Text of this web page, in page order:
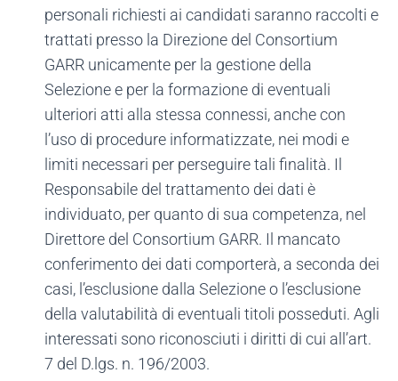
personali richiesti ai candidati saranno raccolti e
trattati presso la Direzione del Consortium
GARR unicamente per la gestione della
Selezione e per la formazione di eventuali
ulteriori atti alla stessa connessi, anche con
l’uso di procedure informatizzate, nei modi e
limiti necessari per perseguire tali finalità. Il
Responsabile del trattamento dei dati è
individuato, per quanto di sua competenza, nel
Direttore del Consortium GARR. Il mancato
conferimento dei dati comporterà, a seconda dei
casi, l’esclusione dalla Selezione o l’esclusione
della valutabilità di eventuali titoli posseduti. Agli
interessati sono riconosciuti i diritti di cui all’art.
7 del D.lgs. n. 196/2003.